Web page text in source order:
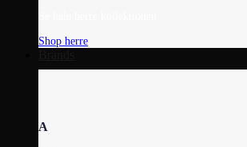
Shop herre
A